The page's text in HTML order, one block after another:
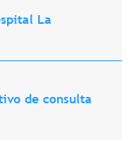
La
de consulta